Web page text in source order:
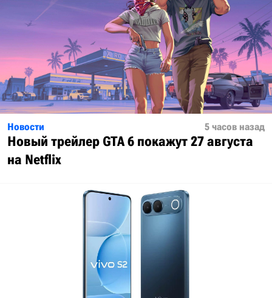
Новости 5 часов назад
Новый трейлер GTA 6 покажут 27 августа
на Netflix